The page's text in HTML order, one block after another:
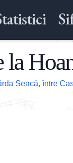
la
Seacă, între